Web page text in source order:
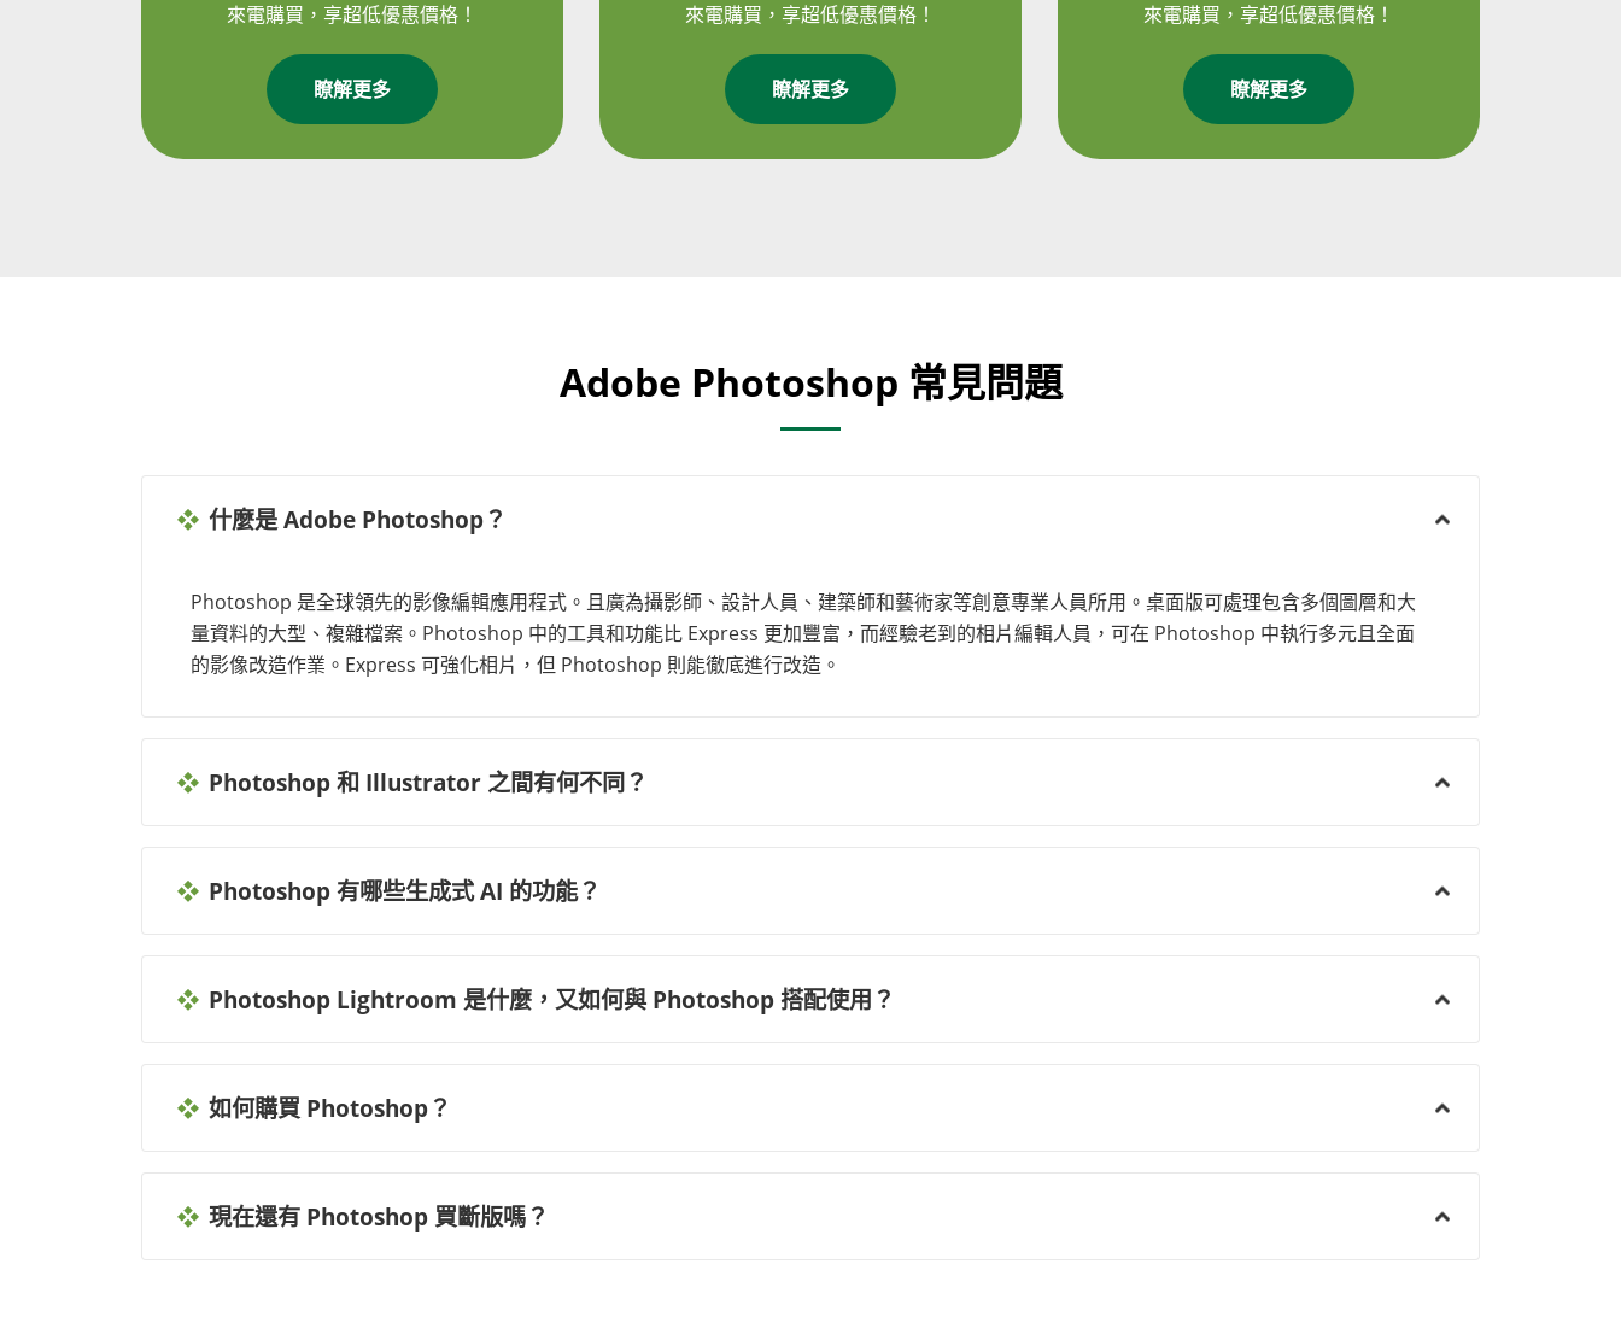
來電購買，享超低優惠價格！
瞭解更多
來電購買，享超低優惠價格！
瞭解更多
來電購買，享超低優惠價格！
瞭解更多
Adobe Photoshop 常見問題
什麼是 Adobe Photoshop？
Photoshop 是全球領先的影像編輯應用程式。且廣為攝影師、設計人員、建築師和藝術家等創意專業人員所用。桌面版可處理包含多個圖層和大
量資料的大型、複雜檔案。Photoshop 中的工具和功能比 Express 更加豐富，而經驗老到的相片編輯人員，可在 Photoshop 中執行多元且全面
的影像改造作業。Express 可強化相片，但 Photoshop 則能徹底進行改造。
Photoshop 和 Illustrator 之間有何不同？
Photoshop 有哪些生成式 AI 的功能？
Photoshop Lightroom 是什麼，又如何與 Photoshop 搭配使用？
如何購買 Photoshop？
現在還有 Photoshop 買斷版嗎？